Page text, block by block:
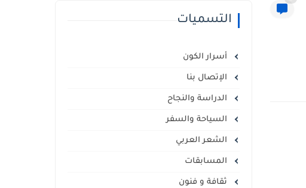
التسميات
أسرار الكون
الإتصال بنا
الدراسة والنجاح
السياحة والسفر
الشعر العربي
المسابقات
ثقافة و فنون